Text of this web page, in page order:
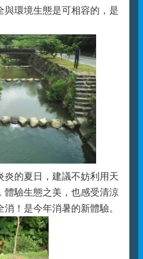
與環境生態是可相容的，是
的夏日，建議不妨利用天
體驗生態之美，也感受清涼
！是今年消暑的新體驗。